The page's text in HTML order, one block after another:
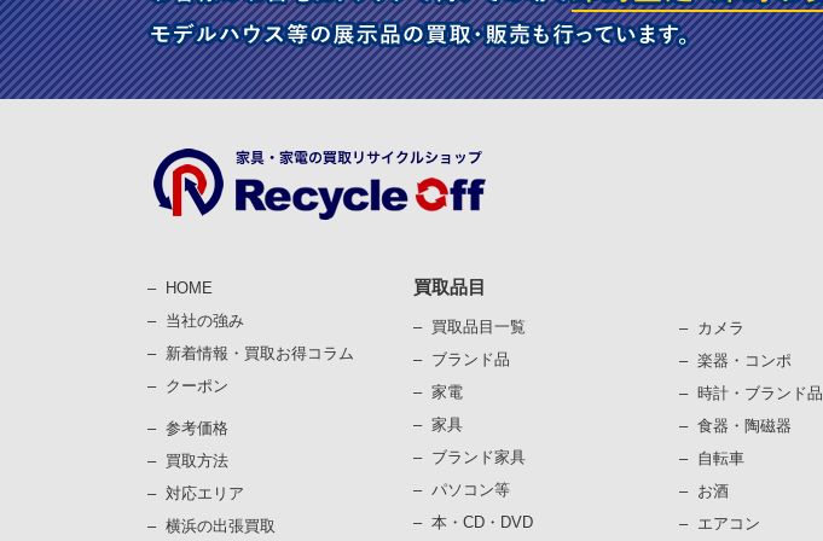
HOME
当社の強み
新着情報・買取お得コラム
クーポン
参考価格
買取⽅法
対応エリア
横浜の出張買取
買取品目
買取品目一覧
ブランド品
家電
家具
ブランド家具
パソコン等
本・CD・DVD
カメラ
楽器・コンポ
時計・ブランド品
⾷器・陶磁器
⾃転⾞
お酒
エアコン